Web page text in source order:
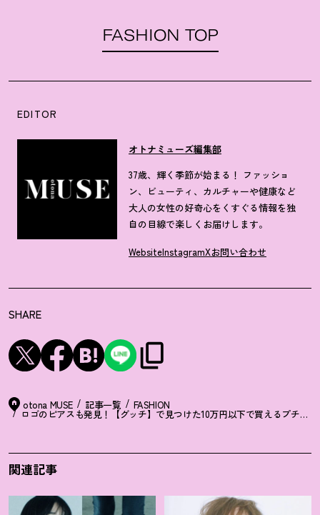
FASHION TOP
EDITOR
オトナミューズ編集部
37歳、輝く季節が始まる！ ファッショ
ン、ビューティ、カルチャーや健康など
大人の女性の好奇心をくすぐる情報を独
自の目線で楽しくお届けします。
WebsiteInstagramXお問い合わせ
SHARE
otona MUSE 記事一覧 FASHION
ロゴのピアスも発見！ 【グッチ】で見つけた10万円以下で買えるプチラ
関連記事